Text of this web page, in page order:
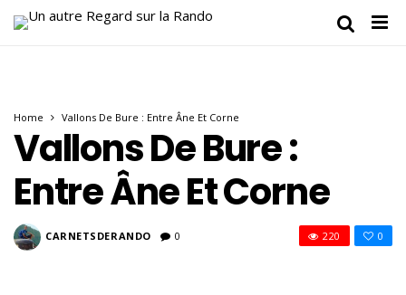
Home Vallons De Bure : Entre Âne Et Corne
Vallons De Bure :
Entre Âne Et Corne
CARNETSDERANDO 0 0
220